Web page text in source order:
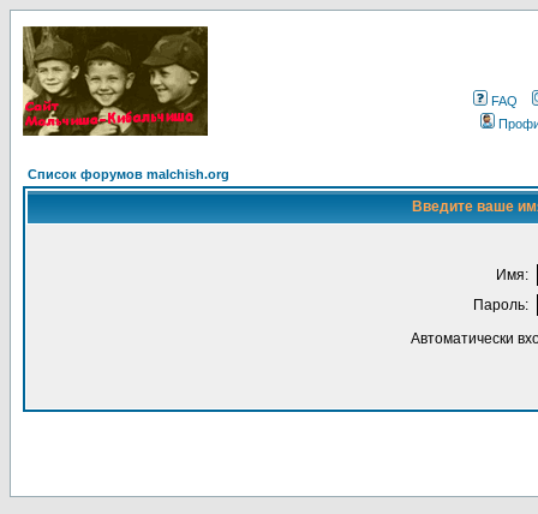
FAQ
Список форумов malchish.org
Введите ваше
Имя:
Пароль:
Автоматически